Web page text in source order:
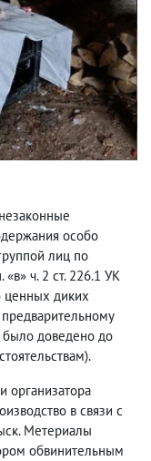
особо
лиц по
«в» ч. 2 ст. 226.1 УК
ценных диких
было доведено до
организатора
в связи с
Метериалы
обвинительным